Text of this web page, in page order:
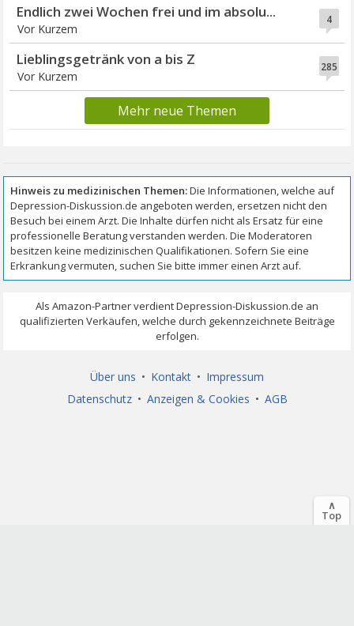
4
Endlich zwei Wochen frei und im absolu...
Vor Kurzem
285
Lieblingsgetränk von a bis Z
Vor Kurzem
Mehr neue Themen
Über uns • Kontakt • Impressum
Datenschutz • Anzeigen & Cookies • AGB
∧
Top